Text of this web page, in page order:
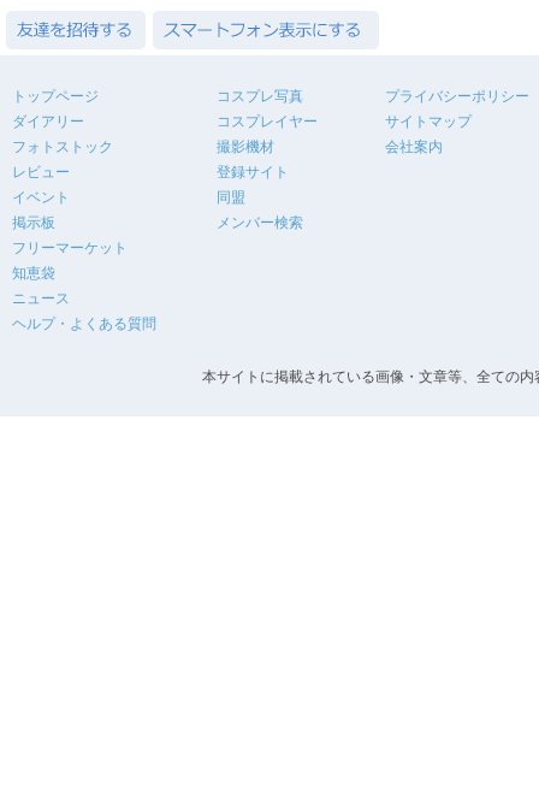
トップページ
ダイアリー
フォトストック
レビュー
イベント
掲示板
フリーマーケット
知恵袋
ニュース
ヘルプ・よくある質問
コスプレ写真
コスプレイヤー
撮影機材
登録サイト
同盟
メンバー検索
プライバシーポリシー
サイトマップ
会社案内
本サイトに掲載されている画像・文章等、全ての